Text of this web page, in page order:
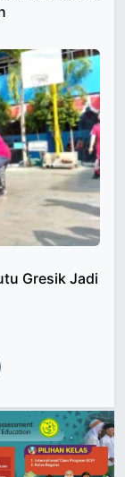
Gresik Jadi